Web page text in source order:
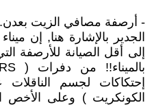
- أرصفة مصافي الزيت
الجدير بالإشارة هنا, إن
إلى أقل الصيانة للأرصفة
إحتكاكات لجسم